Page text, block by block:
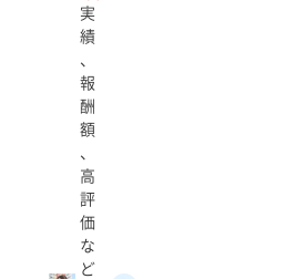
実
績
、
報
酬
額
、
高
評
価
な
ど